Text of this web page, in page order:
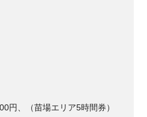
円、（苗場エリア5時間券）